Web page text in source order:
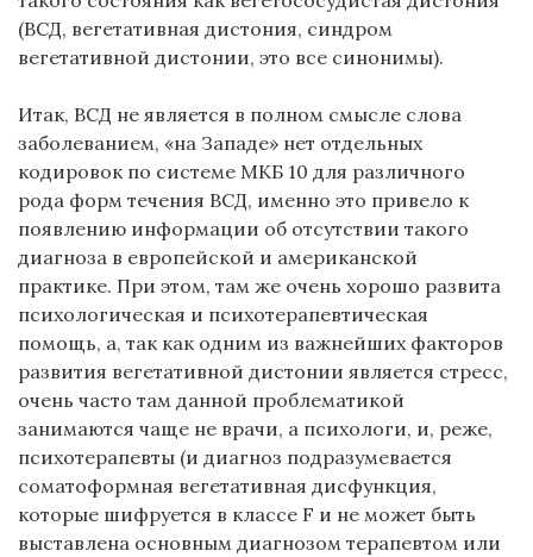
(ВСД, вегетативная дистония, синдром
вегетативной дистонии, это все синонимы).
Итак, ВСД не является в полном смысле слова
заболеванием, «на Западе» нет отдельных
кодировок по системе МКБ 10 для различного
рода форм течения ВСД, именно это привело к
появлению информации об отсутствии такого
диагноза в европейской и американской
практике. При этом, там же очень хорошо развита
психологическая и психотерапевтическая
помощь, а, так как одним из важнейших факторов
развития вегетативной дистонии является стресс,
очень часто там данной проблематикой
занимаются чаще не врачи, а психологи, и, реже,
психотерапевты (и диагноз подразумевается
соматоформная вегетативная дисфункция,
которые шифруется в классе F и не может быть
выставлена основным диагнозом терапевтом или